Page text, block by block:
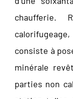
chaufferie.
consiste à
minérale
parties non